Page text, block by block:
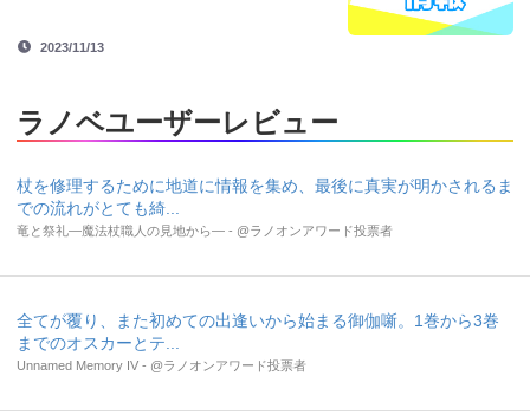
2023/11/13
ラノベユーザーレビュー
杖を修理するために地道に情報を集め、最後に真実が明かされるま
での流れがとても綺...
竜と祭礼―魔法杖職人の見地から― - @ラノオンアワード投票者
全てが覆り、また初めての出逢いから始まる御伽噺。1巻から3巻
までのオスカーとテ...
Unnamed Memory IV - @ラノオンアワード投票者